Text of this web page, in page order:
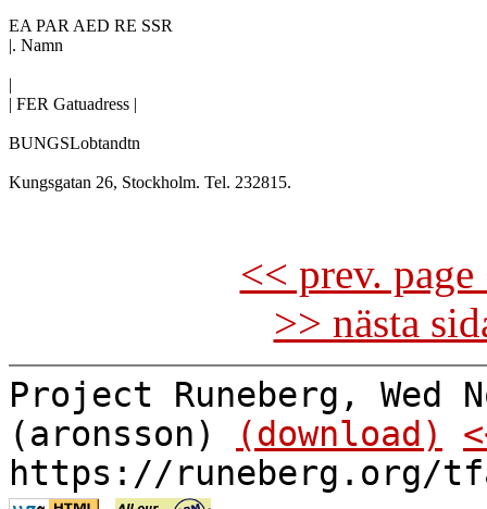
EA PAR AED RE SSR
|. Namn
|
| FER Gatuadress |
BUNGSLobtandtn
Kungsgatan 26, Stockholm. Tel. 232815.
<< prev.
>> nästa
Project Runeberg, Wed
(aronsson)
(download)
https://runeberg.org/